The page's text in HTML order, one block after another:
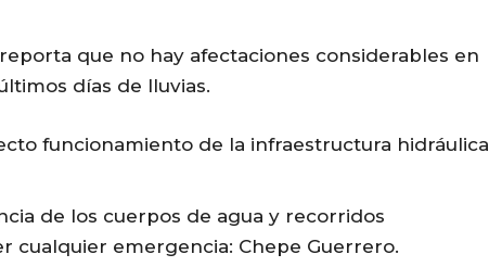
que no hay afectaciones considerables en
días de lluvias.
funcionamiento de la infraestructura hidráulica
de los cuerpos de agua y recorridos
cualquier emergencia: Chepe Guerrero.